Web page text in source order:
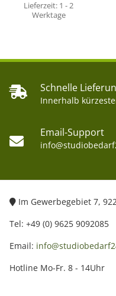
Lieferzeit: 1 - 2
Werktage
Schnelle
Innerhalb
Email-Support
Im Gewerbegebiet 7,
Tel: +49 (0) 9625 9092085
Email:
Hotline Mo-Fr. 8 - 14Uhr